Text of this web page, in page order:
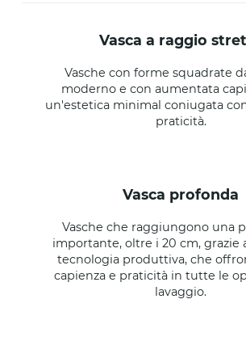
vasca a raggio
Vasche con forme squadrate
moderno e con aumentata
un'estetica minimal coniugata
praticità.
vasca profonda
Vasche che raggiungono una
importante, oltre i 20 cm, grazie
tecnologia produttiva, che
capienza e praticità in tutte le
lavaggio.